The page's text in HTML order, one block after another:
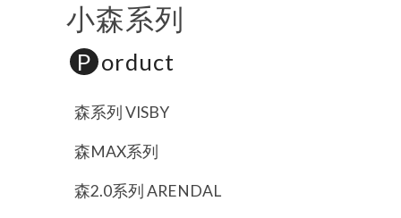
小森系列
P orduct
森系列 VISBY
森MAX系列
森2.0系列 ARENDAL